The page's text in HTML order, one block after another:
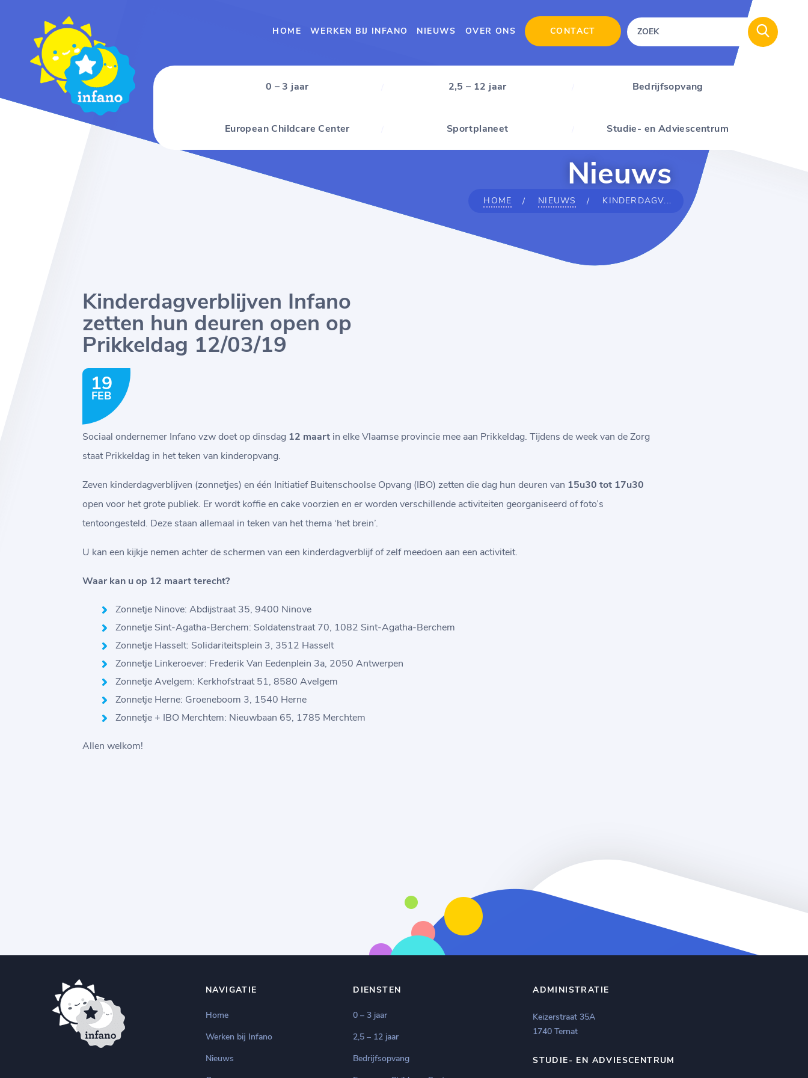
HOME WERKEN BIJ INFANO NIEUWS OVER ONS CONTACT
0 – 3 jaar 2,5 – 12 jaar Bedrijfsopvang
European Childcare Center Sportplaneet Studie- en Adviescentrum
Nieuws
HOME NIEUWS KINDERDAGV...
Kinderdagverblijven Infano
zetten hun deuren open op
Prikkeldag 12/03/19
19
FEB
Sociaal ondernemer Infano vzw doet op dinsdag 12 maart in elke Vlaamse provincie mee aan Prikkeldag. Tijdens de week van de Zorg
staat Prikkeldag in het teken van kinderopvang.
Zeven kinderdagverblijven (zonnetjes) en één Initiatief Buitenschoolse Opvang (IBO) zetten die dag hun deuren van 15u30 tot 17u30
open voor het grote publiek. Er wordt koffie en cake voorzien en er worden verschillende activiteiten georganiseerd of foto’s
tentoongesteld. Deze staan allemaal in teken van het thema ‘het brein’.
U kan een kijkje nemen achter de schermen van een kinderdagverblijf of zelf meedoen aan een activiteit.
Waar kan u op 12 maart terecht?
Zonnetje Ninove: Abdijstraat 35, 9400 Ninove
Zonnetje Sint-Agatha-Berchem: Soldatenstraat 70, 1082 Sint-Agatha-Berchem
Zonnetje Hasselt: Solidariteitsplein 3, 3512 Hasselt
Zonnetje Linkeroever: Frederik Van Eedenplein 3a, 2050 Antwerpen
Zonnetje Avelgem: Kerkhofstraat 51, 8580 Avelgem
Zonnetje Herne: Groeneboom 3, 1540 Herne
Zonnetje + IBO Merchtem: Nieuwbaan 65, 1785 Merchtem
Allen welkom!
NAVIGATIE
Home
Werken bij Infano
Nieuws
DIENSTEN
0 – 3 jaar
2,5 – 12 jaar
Bedrijfsopvang
ADMINISTRATIE
Keizerstraat 35A
1740 Ternat
STUDIE- EN ADVIESCENTRUM